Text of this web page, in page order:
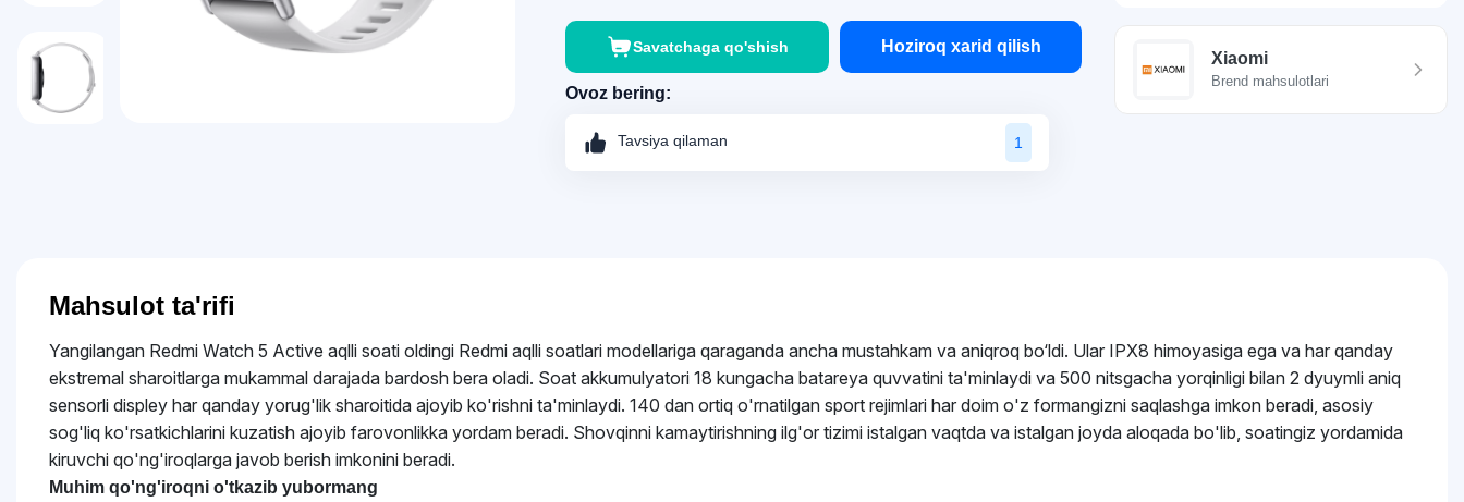
Savatchaga qo'shish Hoziroq xarid qilish
Ovoz bering:
Tavsiya qilaman 1
Xiaomi
Brend mahsulotlari
Mahsulot ta'rifi
Yangilangan Redmi Watch 5 Active aqlli soati oldingi Redmi aqlli soatlari modellariga qaraganda ancha mustahkam va aniqroq bo‘ldi. Ular IPX8 himoyasiga ega va har qanday
ekstremal sharoitlarga mukammal darajada bardosh bera oladi. Soat akkumulyatori 18 kungacha batareya quvvatini ta'minlaydi va 500 nitsgacha yorqinligi bilan 2 dyuymli aniq
sensorli displey har qanday yorug'lik sharoitida ajoyib ko'rishni ta'minlaydi. 140 dan ortiq o'rnatilgan sport rejimlari har doim o'z formangizni saqlashga imkon beradi, asosiy
sog'liq ko'rsatkichlarini kuzatish ajoyib farovonlikka yordam beradi. Shovqinni kamaytirishning ilg'or tizimi istalgan vaqtda va istalgan joyda aloqada bo'lib, soatingiz yordamida
kiruvchi qo'ng'iroqlarga javob berish imkonini beradi.
Muhim qo'ng'iroqni o'tkazib yubormang